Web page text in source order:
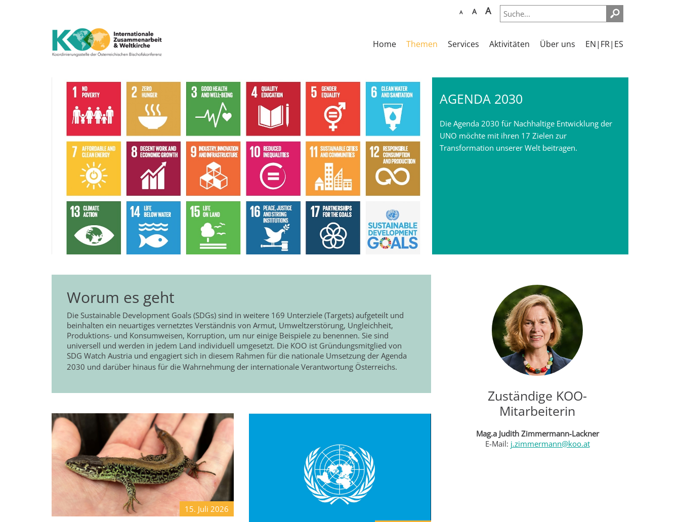
A A A
Home Themen Services Aktivitäten Über uns EN|FR|ES
AGENDA 2030
Die Agenda 2030 für Nachhaltige Entwicklung der
UNO möchte mit ihren 17 Zielen zur
Transformation unserer Welt beitragen.
Worum es geht
Die Sustainable Development Goals (SDGs) sind in weitere 169 Unterziele (Targets) aufgeteilt und
beinhalten ein neuartiges vernetztes Verständnis von Armut, Umweltzerstörung, Ungleichheit,
Produktions- und Konsumweisen, Korruption, um nur einige Beispiele zu benennen. Sie sind
universell und werden in jedem Land individuell umgesetzt. Die KOO ist Gründungsmitglied von
SDG Watch Austria und engagiert sich in diesem Rahmen für die nationale Umsetzung der Agenda
2030 und darüber hinaus für die Wahrnehmung der internationale Verantwortung Österreichs.
15. Juli 2026
Zuständige KOO-
Mitarbeiterin
Mag.a Judith Zimmermann-Lackner
E-Mail: j.zimmermann@koo.at